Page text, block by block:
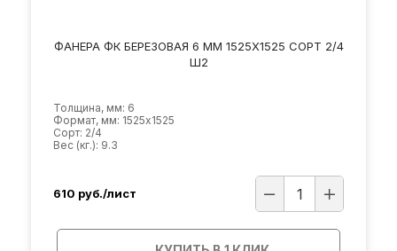
ФАНЕРА ФК БЕРЕЗОВАЯ 6 ММ 1525Х1525 СОРТ 2/4
Ш2
Толщина, мм: 6
Формат, мм: 1525х1525
Сорт: 2/4
Вес (кг.): 9.3
610 руб./лист